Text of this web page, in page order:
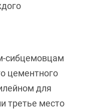
сибцемовцам
цементного
для
третье место